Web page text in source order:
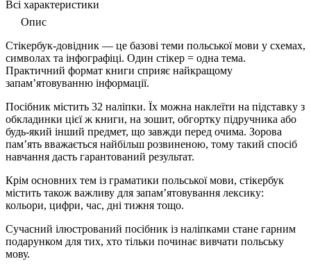
Всі характеристики
Опис
Стікербук-довідник — це базові теми польської мови у схемах,
символах та інфографіці. Один стікер = одна тема.
Практичний формат книги сприяє найкращому
запам’ятовуванню інформації.
Посібник містить 32 наліпки. Їх можна наклеїти на підставку з
обкладинки цієї ж книги, на зошит, обгортку підручника або
будь-який інший предмет, що завжди перед очима. Зорова
пам’ять вважається найбільш розвиненою, тому такий спосіб
навчання дасть гарантований результат.
Крім основних тем із граматики польської мови, стікербук
містить також важливу для запам’ятовування лексику:
кольори, цифри, час, дні тижня тощо.
Сучасний ілюстрований посібник із наліпками стане гарним
подарунком для тих, хто тільки починає вивчати польську
мову.